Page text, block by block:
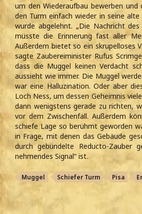
um den Wiederaufbau bewerben
den Turm einfach wieder in seine
wurde abgelehnt. „Die Nachricht
müsste die Erinnerung fast aller
Außerdem bietet so ein skrupelloses
sagte Zaubereiminister Rufus
dass die Muggel keinen Verdacht
aussieht wie immer. Die Muggel
war eine Halluzination. Oder aber
Loch Ness, um dessen Geheimnis
dann wenigstens gerade zu richten,
vor dem Zwischenfall. Außerdem
schiefe Lage so berühmt geworden
in Frage, mit denen das Gebäude
durch gebündelte Reducto-Zauber
nehmendes Signal“ ist.
Muggel Schiefer Turm Pisa